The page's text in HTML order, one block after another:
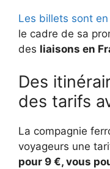
Les billets sont
le cadre de sa
des liaisons en
Des
des tarifs
La compagnie
voyageurs une
pour 9 €, vous